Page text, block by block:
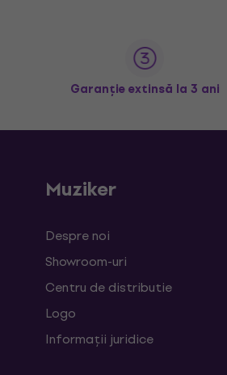
Garanție extinsă la 3 ani
Muziker
Despre noi
Showroom-uri
Centru de distributie
Logo
Informații juridice